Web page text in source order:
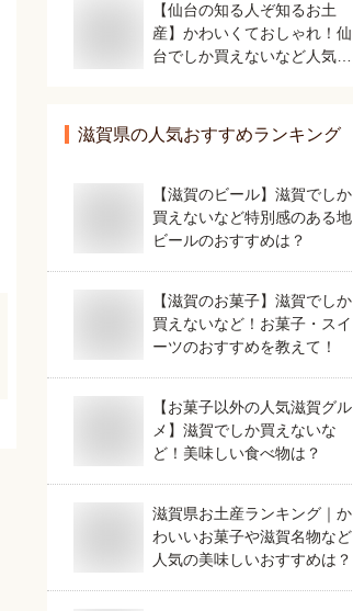
【仙台の知る人ぞ知るお土
産】かわいくておしゃれ！仙
台でしか買えないなど人気の
滋賀県の人気おすすめランキング
【滋賀のビール】滋賀でしか
買えないなど特別感のある地
ビールのおすすめは？
【滋賀のお菓子】滋賀でしか
買えないなど！お菓子・スイ
ーツのおすすめを教えて！
【お菓子以外の人気滋賀グル
メ】滋賀でしか買えないな
ど！美味しい食べ物は？
滋賀県お土産ランキング｜か
わいいお菓子や滋賀名物など
人気の美味しいおすすめは？